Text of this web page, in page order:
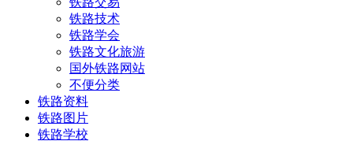
铁路技术
铁路学会
铁路文化旅游
国外铁路网站
不便分类
铁路资料
铁路图片
铁路学校